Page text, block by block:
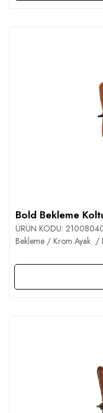
Bold Bekleme
ÜRÜN KODU:
Bekleme / Krom Ayak /